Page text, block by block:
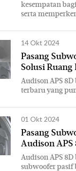
kesempatan
serta
14 Okt 2024
Pasang
Solusi Ruang
Audison APS
terbaru yang
01 Okt 2024
Pasang
Audison APS
Audison APS
subwoofer pasif